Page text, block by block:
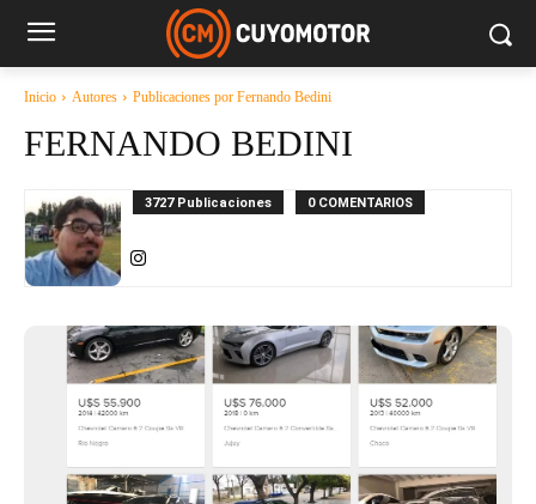
Inicio Autores Publicaciones por Fernando Bedini
FERNANDO BEDINI
3727 Publicaciones 0 COMENTARIOS